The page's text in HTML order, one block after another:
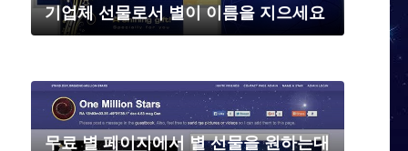
기업체 선물로서 별이 이름을 지으세요
무료 별 페이지에서 별 선물을 원하는대